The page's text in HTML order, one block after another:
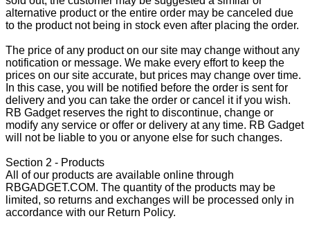
alternative product or the entire order may be canceled due
to the product not being in stock even after placing the order.
The price of any product on our site may change without any
notification or message. We make every effort to keep the
prices on our site accurate, but prices may change over time.
In this case, you will be notified before the order is sent for
delivery and you can take the order or cancel it if you wish.
RB Gadget reserves the right to discontinue, change or
modify any service or offer or delivery at any time. RB Gadget
will not be liable to you or anyone else for such changes.
Section 2 - Products
All of our products are available online through
RBGADGET.COM. The quantity of the products may be
limited, so returns and exchanges will be processed only in
accordance with our Return Policy.